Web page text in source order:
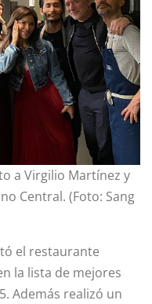
a Virgilio Martínez y
Central. (Foto: Sang
el restaurante
la lista de mejores
Además realizó un